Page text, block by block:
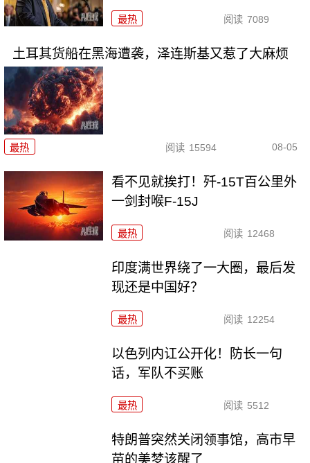
最热 阅读 7089
土耳其货船在黑海遭袭，泽连斯基又惹了大麻烦
最热 阅读 15594 08-05
看不见就挨打！歼-15T百公里外
一剑封喉F-15J
最热 阅读 12468
印度满世界绕了一大圈，最后发
现还是中国好？
最热 阅读 12254
以色列内讧公开化！防长一句
话，军队不买账
最热 阅读 5512
特朗普突然关闭领事馆，高市早
苗的美梦该醒了